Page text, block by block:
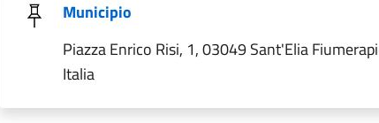
Municipio
Piazza Enrico Risi, 1, 03049 Sant'Elia
Italia